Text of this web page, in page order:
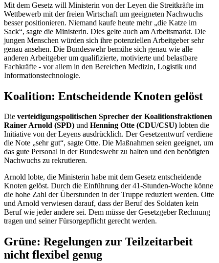
Mit dem Gesetz will Ministerin von der Leyen die Streitkräfte im
Wettbewerb mit der freien Wirtschaft um geeigneten Nachwuchs
besser positionieren. Niemand kaufe heute mehr „die Katze im
Sack“, sagte die Ministerin. Dies gelte auch am Arbeitsmarkt. Die
jungen Menschen würden sich ihre potenziellen Arbeitgeber sehr
genau ansehen. Die Bundeswehr bemühe sich genau wie alle
anderen Arbeitgeber um qualifizierte, motivierte und belastbare
Fachkräfte - vor allem in den Bereichen Medizin, Logistik und
Informationstechnologie.
Koalition: Entscheidende Knoten gelöst
Die verteidigungspolitischen Sprecher der Koalitionsfraktionen
Rainer Arnold (SPD) und Henning Otte (CDU/CSU) lobten die
Initiative von der Leyens ausdrücklich. Der Gesetzentwurf verdiene
die Note „sehr gut“, sagte Otte. Die Maßnahmen seien geeignet, um
das gute Personal in der Bundeswehr zu halten und den benötigten
Nachwuchs zu rekrutieren.
Arnold lobte, die Ministerin habe mit dem Gesetz entscheidende
Knoten gelöst. Durch die Einführung der 41-Stunden-Woche könne
die hohe Zahl der Überstunden in der Truppe reduziert werden. Otte
und Arnold verwiesen darauf, dass der Beruf des Soldaten kein
Beruf wie jeder andere sei. Dem müsse der Gesetzgeber Rechnung
tragen und seiner Fürsorgepflicht gerecht werden.
Grüne: Regelungen zur Teilzeitarbeit
nicht flexibel genug